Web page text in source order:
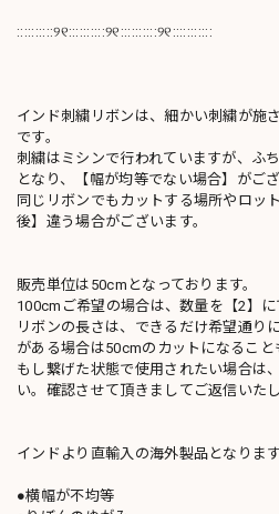
::::::::::୨୧::::::::::୨୧::::::::::୨୧:::::::::::
インド刺繍リボンは、細かい刺繍が施
です。
刺繍はミシンで行われていますが、ふ
となり、【幅が均等でない場合】がご
同じリボンでもカットする場所やロッ
後】違う場合がございます。
販売単位は50cmとなっております。
100cmご希望の場合は、数量を【2】に
リボンの長さは、できるだけ希望通り
がある場合は50cmのカットになること
もし繋げた状態で使用されたい場合は
い。確認させて頂きましてご返信いたし
インドより直輸入の海外製品となりま
●横幅が不均等